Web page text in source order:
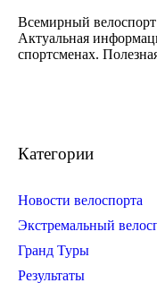
Всемирный
Актуальная
спортсменах.
Категории
Новости велоспорта
Экстремальный
Гранд Туры
Результаты